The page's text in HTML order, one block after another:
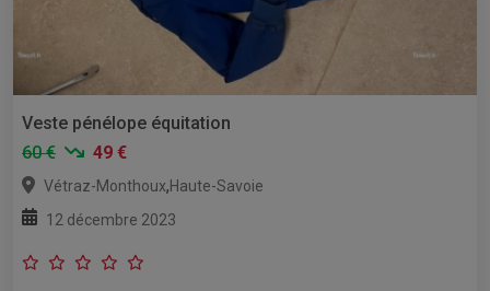
Veste pénélope équitation
60 €
49 €
Vétraz-Monthoux,Haute-Savoie
12 décembre 2023